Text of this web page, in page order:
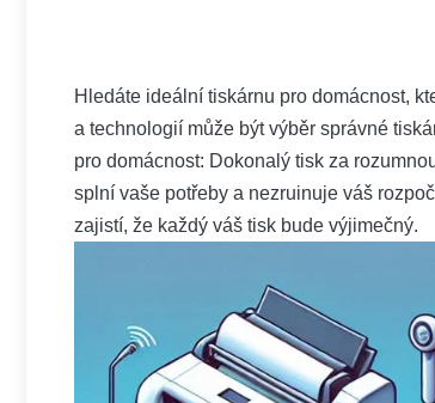
Hledáte ideální tiskárnu pro domácnost,
a technologií může být výběr správné
pro domácnost: Dokonalý tisk za
splní vaše potřeby a nezruinuje váš
zajistí, že každý váš tisk bude výjimečný.